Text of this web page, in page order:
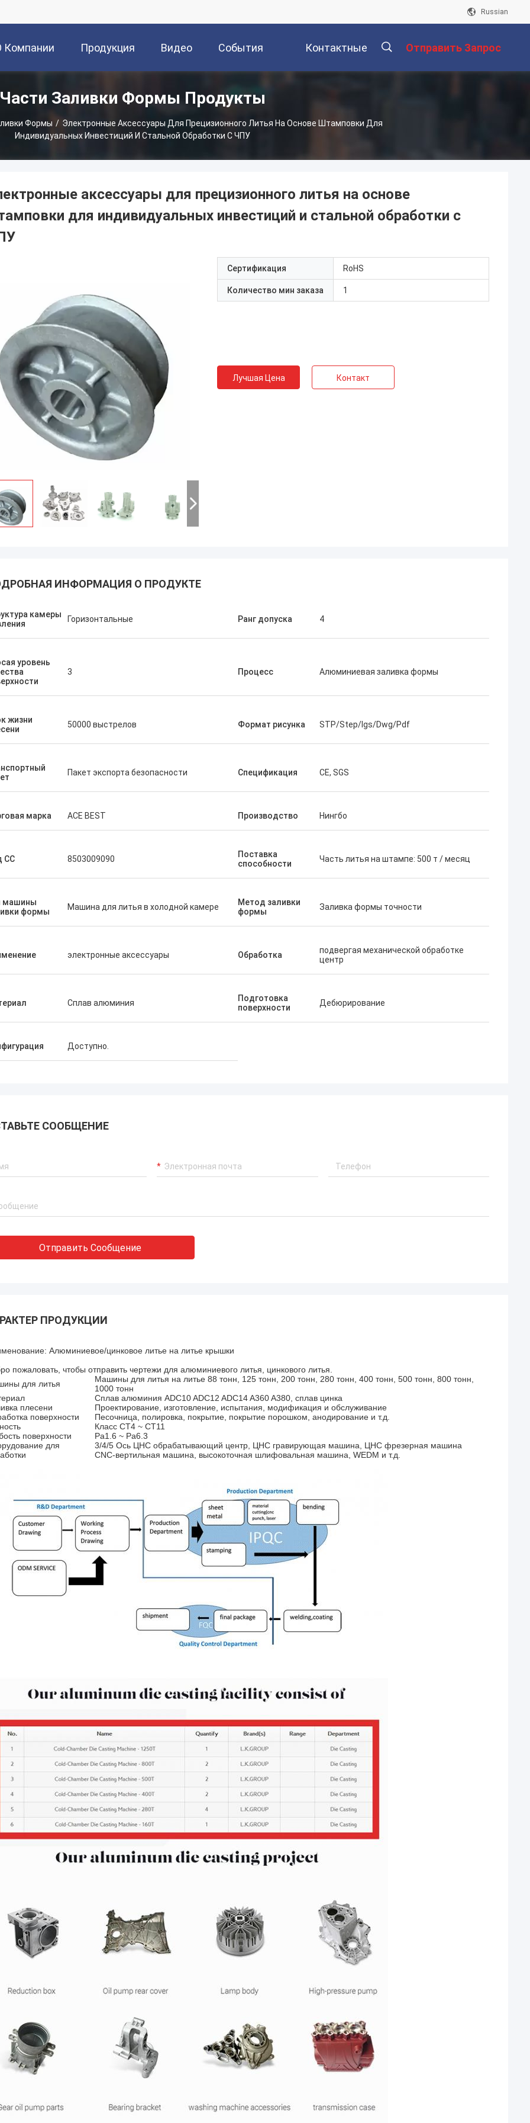
Russian
Компании Продукция Видео События Контактные Отправить Запрос
Части Заливки Формы Продукты
Формы / Электронные Аксессуары Для Прецизионного Литья На Основе Штамповки Для
Индивидуальных Инвестиций И Стальной Обработки С ЧПУ
аксессуары для прецизионного литья на основе
для индивидуальных инвестиций и стальной обработки с
Сертификация RoHS
Количество мин заказа 1
Лучшая Цена Контакт
ИНФОРМАЦИЯ О ПРОДУКТЕ
камеры
Горизонтальные Ранг допуска 4
уровень
3 Процесс Алюминиевая заливка формы
жизни
50000 выстрелов Формат рисунка STP/Step/Igs/Dwg/Pdf
Пакет экспорта безопасности Спецификация CE, SGS
марка ACE BEST Производство Нингбо
СС 8503009090
Поставка
способности
Часть литья на штампе: 500 т / месяц
машины
формы
Машина для литья в холодной камере
Метод заливки
формы
Заливка формы точности
электронные аксессуары Обработка
подвергая механической обработке
центр
Сплав алюминия
Подготовка
поверхности
Дебюрирование
Доступно.
СООБЩЕНИЕ
Отправить Сообщение
ПРОДУКЦИИ
Алюминиевое/цинковое литье на литье крышки
пожаловать, чтобы отправить чертежи для алюминиевого литья, цинкового литья.
для литья
Машины для литья на литье 88 тонн, 125 тонн, 200 тонн, 280 тонн, 400 тонн, 500 тонн, 800 тонн,
1000 тонн
Сплав алюминия ADC10 ADC12 ADC14 A360 A380, сплав цинка
плесени
Проектирование, изготовление, испытания, модификация и обслуживание
поверхности
Песочница, полировка, покрытие, покрытие порошком, анодирование и т.д.
Класс CT4 ~ CT11
поверхности
Ра1.6 ~ Ра6.3
для
3/4/5 Ось ЦНС обрабатывающий центр, ЦНС гравирующая машина, ЦНС фрезерная машина
CNC-вертильная машина, высокоточная шлифовальная машина, WEDM и т.д.